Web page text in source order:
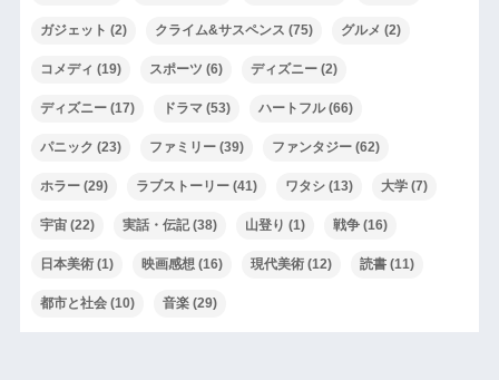
ガジェット (2) クライム&サスペンス (75) グルメ (2)
コメディ (19) スポーツ (6) ディズニー(2)
ディズニー(17) ドラマ(53) ハートフル(66)
パニック (23) ファミリー(39) ファンタジー(62)
ホラー(29) ラブストーリー(41) ワタシ(13) 大学(7)
宇宙(22) 実話・伝記(38) 山登り (1) 戦争(16)
日本美術(1) 映画感想 (16) 現代美術(12) 読書(11)
都市と社会(10) 音楽(29)